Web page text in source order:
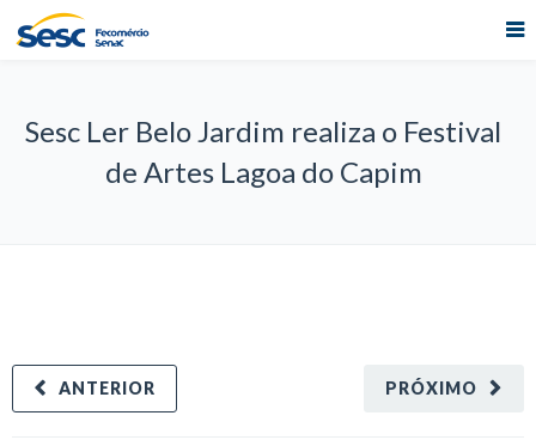
Sesc Ler Belo Jardim realiza o Festival
de Artes Lagoa do Capim
PRÓXIMO
ANTERIOR